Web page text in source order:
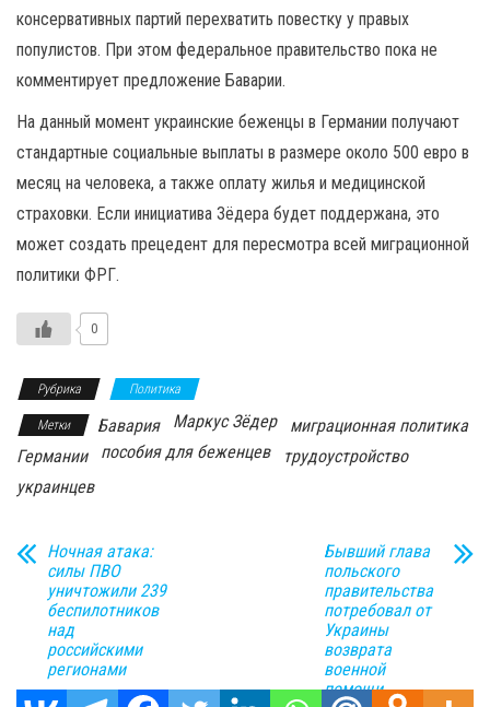
консервативных партий перехватить повестку у правых
популистов. При этом федеральное правительство пока не
комментирует предложение Баварии.
На данный момент украинские беженцы в Германии получают
стандартные социальные выплаты в размере около 500 евро в
месяц на человека, а также оплату жилья и медицинской
страховки. Если инициатива Зёдера будет поддержана, это
может создать прецедент для пересмотра всей миграционной
политики ФРГ.
0
Рубрика Политика
Метки Бавария Маркус Зёдер
миграционная политика
Германии
пособия для беженцев
трудоустройство
украинцев
Ночная атака:
силы ПВО
уничтожили 239
беспилотников
над
российскими
регионами
Бывший глава
польского
правительства
потребовал от
Украины
возврата
военной
помощи